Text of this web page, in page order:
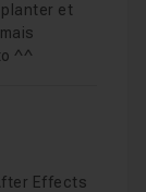
et
^^
Effects